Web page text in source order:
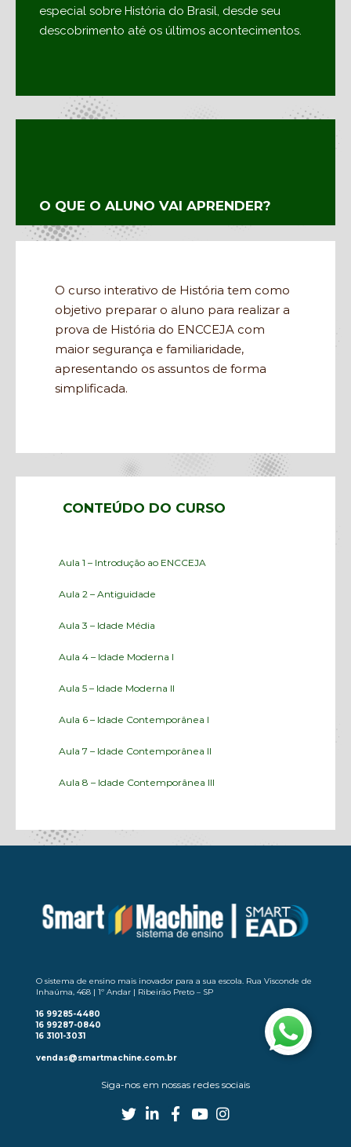
especial sobre História do Brasil, desde seu
descobrimento até os últimos acontecimentos.
O QUE O ALUNO VAI APRENDER?
O curso interativo de História tem como
objetivo preparar o aluno para realizar a
prova de História do ENCCEJA com
maior segurança e familiaridade,
apresentando os assuntos de forma
simplificada.
CONTEÚDO DO CURSO
Aula 1 – Introdução ao ENCCEJA
Aula 2 – Antiguidade
Aula 3 – Idade Média
Aula 4 – Idade Moderna I
Aula 5 – Idade Moderna II
Aula 6 – Idade Contemporânea I
Aula 7 – Idade Contemporânea II
Aula 8 – Idade Contemporânea III
Aula 10 – Idade Contemporânea V
Aula 12 – Brasil Império
Aula 13 – Brasil República I
O sistema de ensino mais inovador para a sua escola. Rua Visconde de
Inhaúma, 468 | 1º Andar | Ribeirão Preto – SP
16 99285-4480
16 99287-0840
16 3101-3031
vendas@smartmachine.com.br
Siga-nos em nossas redes sociais